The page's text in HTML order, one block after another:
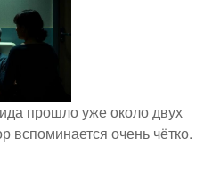
прошло уже около двух
вспоминается очень чётко.